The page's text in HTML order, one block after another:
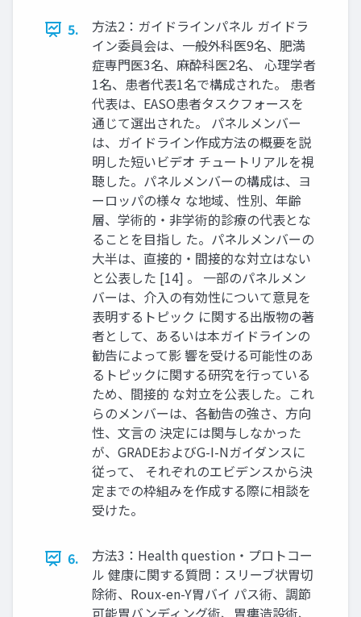
5.
方法2：ガイドラインパネル ガイドラ
イン委員会は、一般外科医9名、肥満
症専門医3名、麻酔科医2名、 心理学者
1名、患者代表1名で構成された。 患者
代表は、EASO患者タスクフォースを
通じて選出された。 パネルメンバー
は、ガイドライン作成方法の概要を説
明した短いビデオ チュートリアルを視
聴した。パネルメンバーの構成は、ヨ
ーロッパの様々 な地域、性別、年齢
層、学術的・非学術的診療の代表とな
ることを目指し た。パネルメンバーの
大半は、直接的・間接的な対立はない
と公表した [14] 。 一部のパネルメン
バーは、介入の有効性について意見を
表明するトピック に関する出版物の著
者として、あるいは本ガイドラインの
勧告によって影 響を受ける可能性のあ
るトピックに関する研究を行っている
ため、間接的 な対立を公表した。これ
らのメンバーは、各勧告の強さ、方向
性、文言の 決定には関与しなかった
が、GRADEおよびG-I-Nガイダンスに
従って、 それぞれのエビデンスから決
定までの枠組みを作成する際に相談を
受けた。
6.
方法3：Health question・プロトコー
ル 健康に関する質問：スリーブ状胃切
除術、Roux-en-Y胃バイ パス術、調節
可能胃バンディング術、胃瘻造設術、